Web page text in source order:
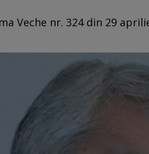
Veche nr. 324 din 29